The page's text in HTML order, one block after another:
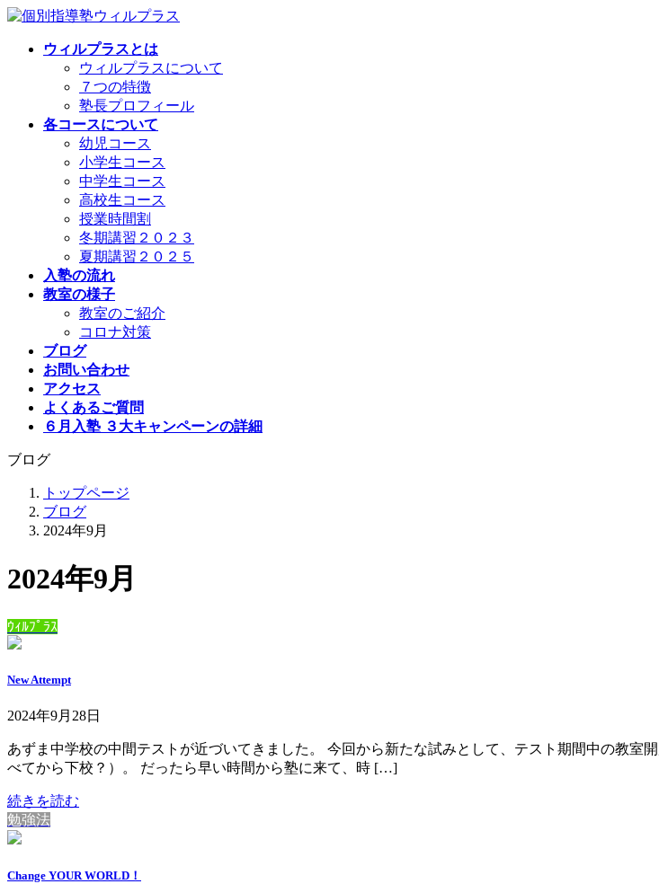
コ
ナ
ウィルプラスとは
ウィルプラスについて
７つの特徴
塾長プロフィール
各コースについて
幼児コース
小学生コース
中学生コース
高校生コース
授業時間割
冬期講習２０２３
夏期講習２０２５
入塾の流れ
教室の様子
教室のご紹介
コロナ対策
ブログ
お問い合わせ
アクセス
よくあるご質問
６月入塾 ３大キャンペーンの詳細
ブログ
トップページ
ブログ
2024年9月
2024年9月
ｳｨﾙﾌﾟﾗｽ
New Attempt
2024年9月28日
あずま中学校の中間テストが近づいてきました。 今回から新たな試みとして、テスト期間中の教
べてから下校？）。 だったら早い時間から塾に来て、時 […]
続きを読む
勉強法
Change YOUR WORLD！